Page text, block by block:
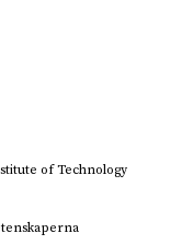
of Technology